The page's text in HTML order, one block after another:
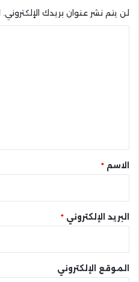
لن يتم نشر عنوان بريدك الإلكتروني.
* الاسم *
البريد الإلكتروني *
الموقع الإلكتروني